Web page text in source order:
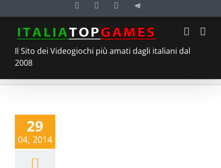
al
contenuto
FacebookTwitter YouTubeTelegram
Il Sito dei Videogiochi più amati dagli italiani dal
2008
29
04, 2014